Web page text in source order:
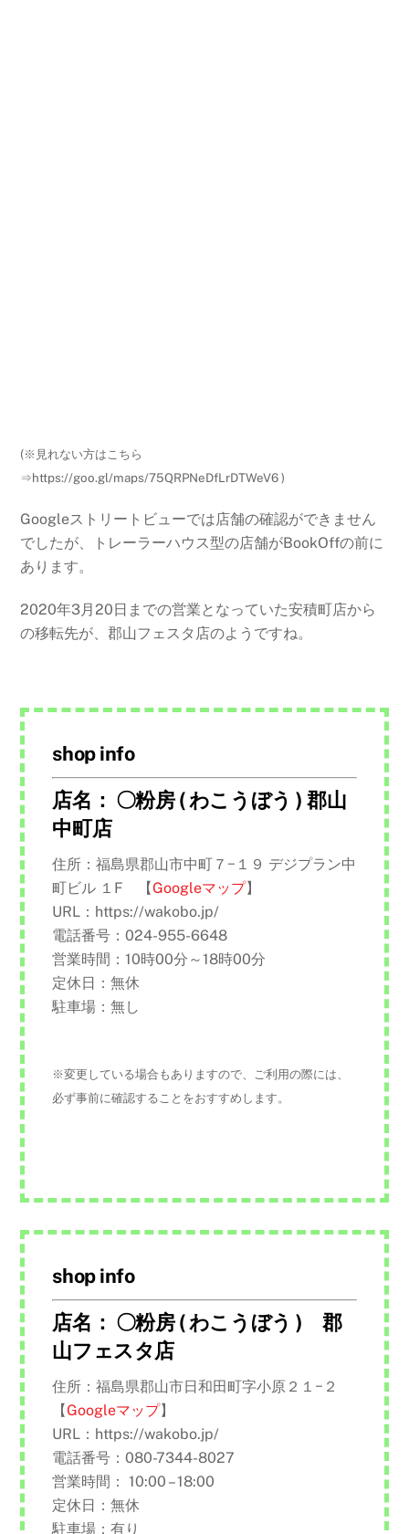
(※見れない方はこちら
⇒https://goo.gl/maps/75QRPNeDfLrDTWeV6 )
Googleストリートビューでは店舗の確認ができません
でしたが、トレーラーハウス型の店舗がBookOffの前に
あります。
2020年3月20日までの営業となっていた安積町店から
の移転先が、郡山フェスタ店のようですね。
shop info
店名： 〇粉房 ( わこうぼう ) 郡山
中町店
住所：福島県郡山市中町７−１９ デジプラン中
町ビル １F 【Googleマップ】
URL：https://wakobo.jp/
電話番号：024-955-6648
営業時間：10時00分～18時00分
定休日：無休
駐車場：無し
※変更している場合もありますので、ご利用の際には、
必ず事前に確認することをおすすめします。
shop info
店名： 〇粉房 ( わこうぼう ) 郡
山フェスタ店
住所：福島県郡山市日和田町字小原２１−２
【Googleマップ】
URL：https://wakobo.jp/
電話番号：080-7344-8027
営業時間： 10:00 – 18:00
定休日：無休
駐車場：有り